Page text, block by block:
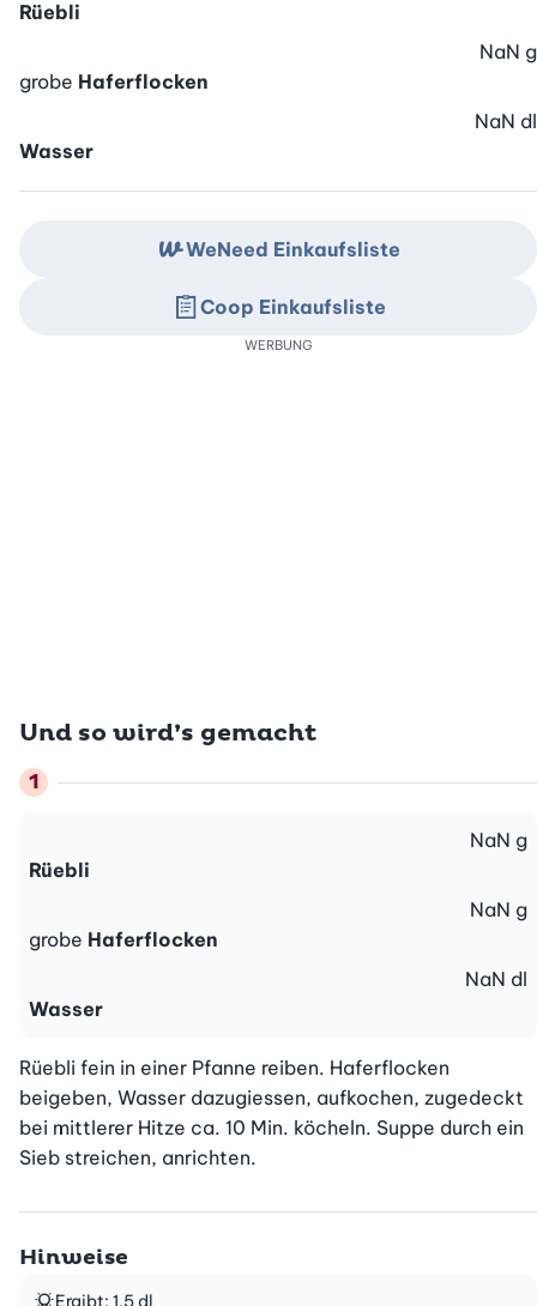
Rüebli
grobe Haferflocken
NaN g
Wasser
NaN dl
Und so wird’s gemacht
Rüebli
NaN g
grobe Haferflocken
NaN g
Wasser
NaN dl
Rüebli fein in einer Pfanne reiben. Haferflocken
beigeben, Wasser dazugiessen, aufkochen, zugedeckt
bei mittlerer Hitze ca. 10 Min. köcheln. Suppe durch ein
Sieb streichen, anrichten.
WeNeed Einkaufsliste
Coop Einkaufsliste
WERBUNG
Hinweise
Ergibt: 1.5 dl